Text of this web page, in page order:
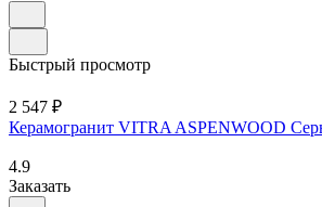
Быстрый просмотр
2 547 ₽
Керамогранит VITRA ASPENWOOD
4.9
Заказать